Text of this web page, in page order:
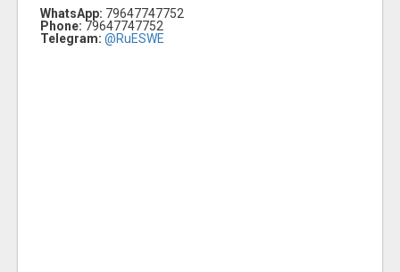
WhatsApp: 79647747752
Phone: 79647747752
Telegram: @RuESWE